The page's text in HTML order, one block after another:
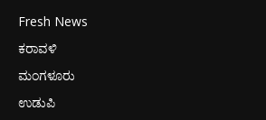
Fresh News
ಕರಾವಳಿ
ಮಂಗಳೂರು
ಉಡುಪಿ